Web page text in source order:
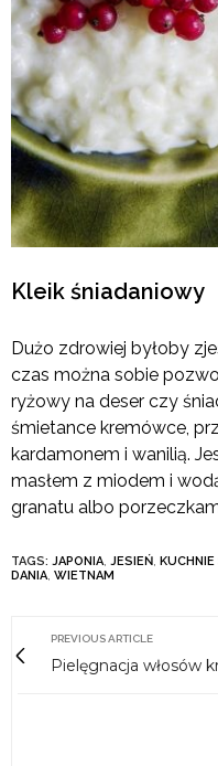
Kleik śniadaniowy
Dużo zdrowiej byłoby
czas można sobie
ryżowy na deser czy
śmietance kremówce,
kardamonem i wanilią.
masłem z miodem i
granatu albo
TAGS: JAPONIA, JESIEŃ,
DANIA, WIETNAM
PREVIOUS ARTICLE
Pielęgnacja włosów